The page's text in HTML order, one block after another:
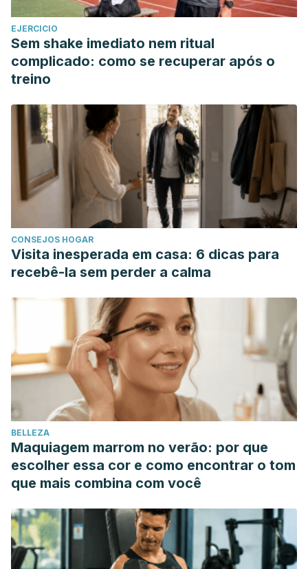
Why a Cold Shower May Be More Beneficial for Health
than a Warm One. 2012
fitness.mercola.com/sites/fitness/archive/2012/04/27/cold-
water-immersion-benefits.aspx
EJERCICIO
Sem shake imediato nem ritual
complicado: como se recuperar após o
treino
CONSEJOS HOGAR
Visita inesperada em casa: 6 dicas para
recebê-la sem perder a calma
BELLEZA
Maquiagem marrom no verão: por que
escolher essa cor e como encontrar o tom
que mais combina com você